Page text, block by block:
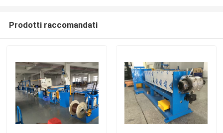
Prodotti raccomandati